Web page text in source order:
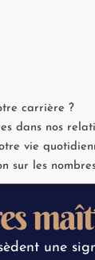
carrière ?
dans nos
vie
sur les
une